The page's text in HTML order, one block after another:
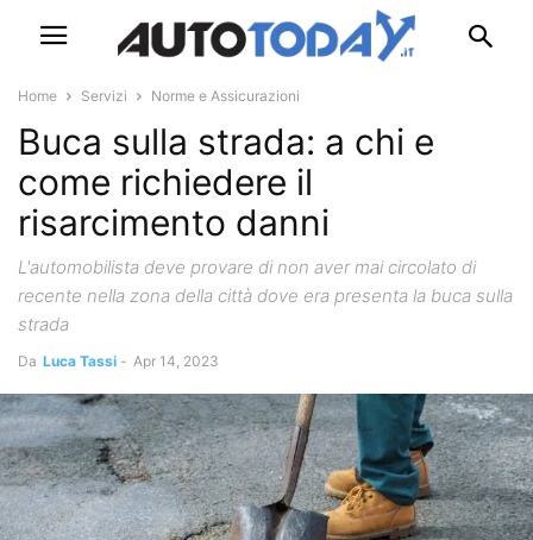
Home Servizi Norme e Assicurazioni
Buca sulla strada: a chi e
come richiedere il
risarcimento danni
L'automobilista deve provare di non aver mai circolato di
recente nella zona della città dove era presenta la buca sulla
strada
Da Luca Tassi - Apr 14, 2023